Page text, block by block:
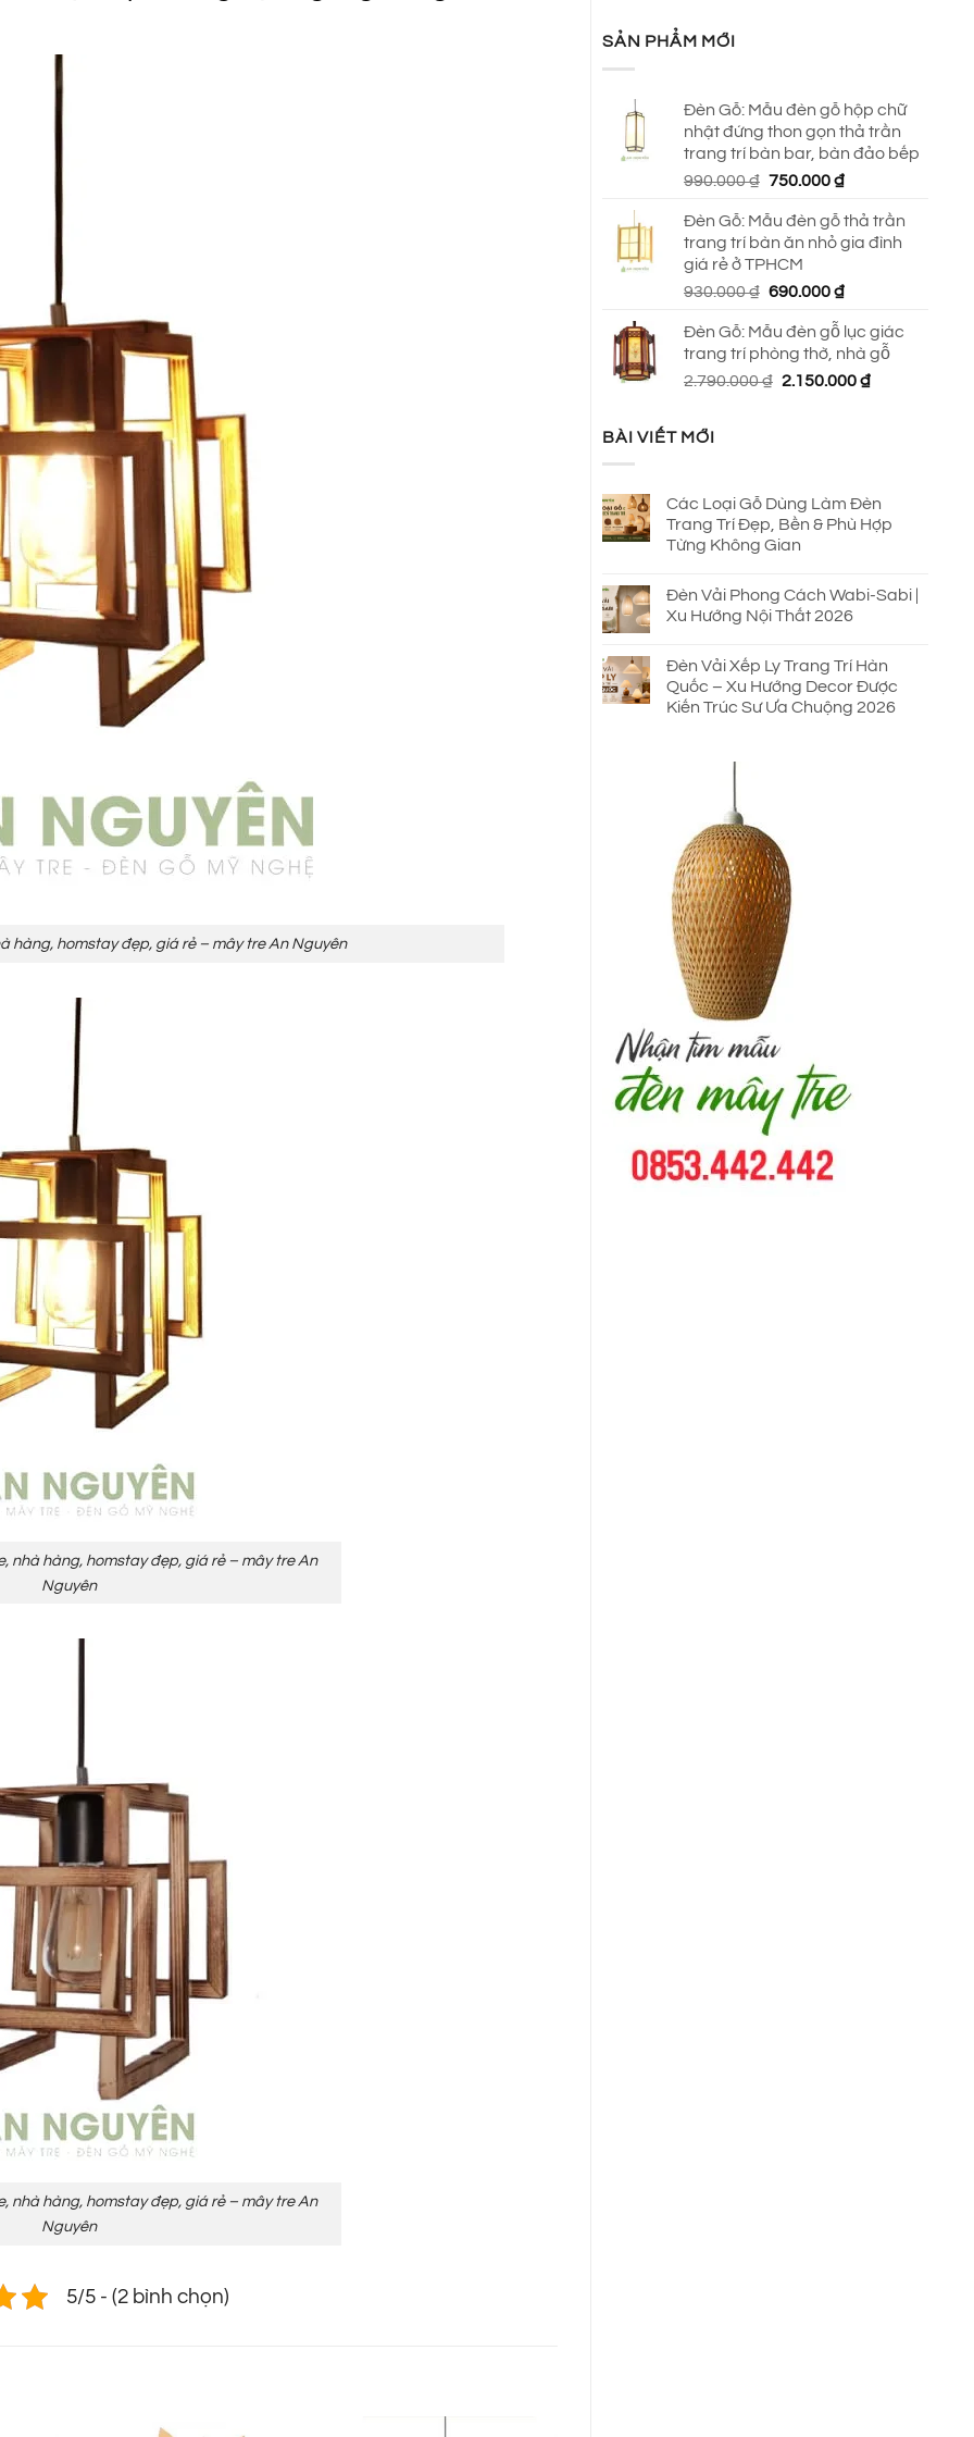
SẢN PHẨM MỚI
Đèn Gỗ: Mẫu đèn gỗ hộp chữ
nhật đứng thon gọn thả trần
trang trí bàn bar, bàn đảo bếp
990.000₫ Giá
là:
990.000 ₫.
750.000₫Giá
tại
là:
Đèn Gỗ: Mẫu đèn gỗ thả trần
trang trí bàn ăn nhỏ gia đình
giá rẻ ở TPHCM
930.000₫ Giá
là:
930.000 ₫.
690.000₫Giá
tại
là:
690.000 ₫.
Đèn Gỗ: Mẫu đèn gỗ lục giác
trang trí phòng thờ, nhà gỗ
2.790.000₫ Giá
2.150.000₫Giá
BÀI VIẾT MỚI
Các Loại Gỗ Dùng Làm Đèn
Trang Trí Đẹp, Bền & Phù Hợp
Từng Không Gian
Đèn Vải Phong Cách Wabi-Sabi |
Xu Hướng Nội Thất 2026
Đèn Vải Xếp Ly Trang Trí Hàn
Quốc – Xu Hướng Decor Được
Kiến Trúc Sư Ưa Chuộng 2026
hàng, homstay đẹp, giá rẻ – mây tre An Nguyên
nhà hàng, homstay đẹp, giá rẻ – mây tre An
Nguyên
nhà hàng, homstay đẹp, giá rẻ – mây tre An
Nguyên
5/5 - (2 bình chọn)